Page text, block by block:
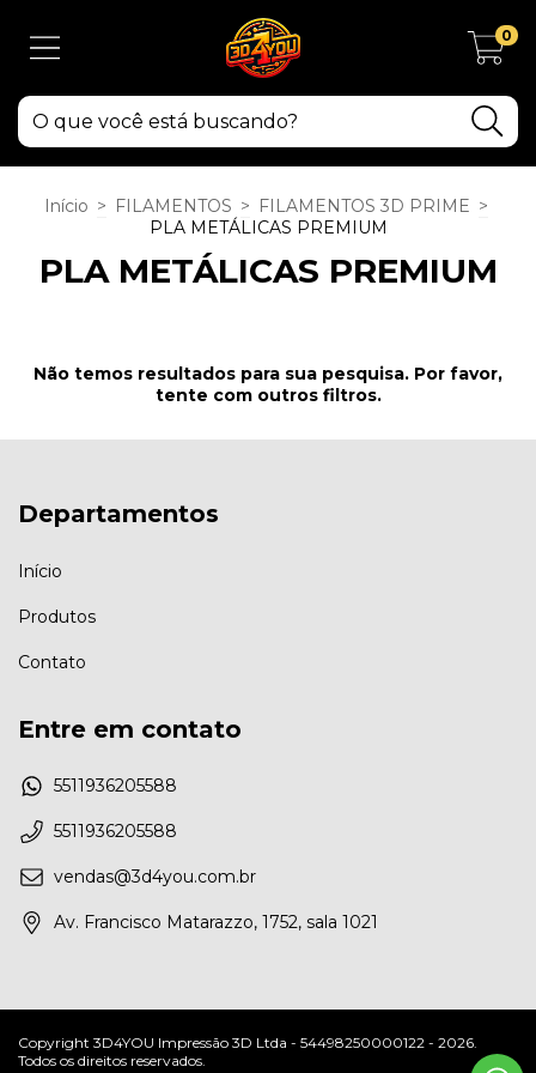
0
Início > FILAMENTOS > FILAMENTOS 3D PRIME >
PLA METÁLICAS PREMIUM
PLA METÁLICAS PREMIUM
Não temos resultados para sua pesquisa. Por favor,
tente com outros filtros.
Departamentos
Início
Produtos
Contato
Entre em contato
5511936205588
5511936205588
vendas@3d4you.com.br
Av. Francisco Matarazzo, 1752, sala 1021
Copyright 3D4YOU Impressão 3D Ltda - 54498250000122 - 2026.
Todos os direitos reservados.